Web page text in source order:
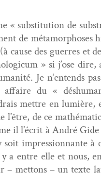
« sub­sti­tu­tion de
de méta­mor­phoses
cause des guer­res et
» si j’ose dire,
Je n’entends
affaire du «
met­tre en lumière,
l’être, de ce
il l’écrit à André Gide
impres­sion­nante à
y a entre elle et nous,
– met­tons – un texte